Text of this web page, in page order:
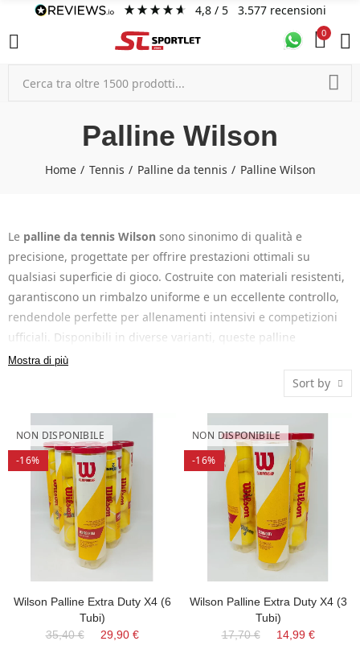
4,8/ 5 3.577 recensioni
0
Palline Wilson
Home Tennis Palline da tennis Palline Wilson
Le palline da tennis Wilson sono sinonimo di qualità e
precisione, progettate per offrire prestazioni ottimali su
qualsiasi superficie di gioco. Costruite con materiali resistenti,
garantiscono un rimbalzo uniforme e un eccellente controllo,
rendendole perfette per allenamenti intensivi e competizioni
ufficiali. Disponibili in diverse varianti, queste palline
soddisfano le esigenze di giocatori di ogni livello, dai
principianti ai professionisti. Scegli Wilson per assicurarti un
gioco di qualità superiore e massimizzare le tue performance
in campo.
Mostra di più
Sort by
NON DISPONIBILE
-16%
Wilson Palline Extra Duty X4 (6
Tubi)
35,40 €
29,90 €
NON DISPONIBILE
-16%
Wilson Palline Extra Duty X4 (3
Tubi)
17,70 €
14,99 €